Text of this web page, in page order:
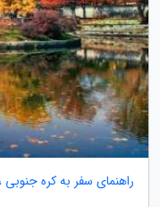
راهنمای سفر به کره جنوبی